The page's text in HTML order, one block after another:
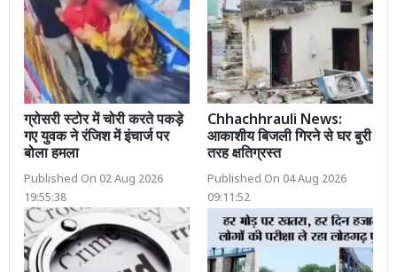
ग्रोसरी स्टोर में चोरी करते पकड़े
गए युवक ने रंजिश में इंचार्ज पर
बोला हमला
Published On 02 Aug 2026
19:55:38
Chhachhrauli News:
आकाशीय बिजली गिरने से घर बुरी
तरह क्षतिग्रस्त
Published On 04 Aug 2026
09:11:52